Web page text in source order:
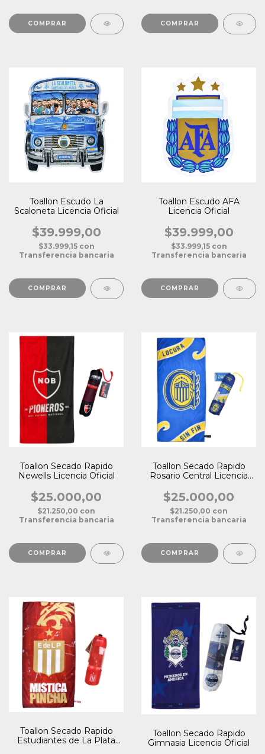
Toallon Escudo La
Scaloneta Licencia Oficial
$39.999,00
$33.999,15 con
Transferencia bancaria
Toallon Escudo AFA
Licencia Oficial
$39.999,00
$33.999,15 con
Transferencia bancaria
Toallon Secado Rapido
Newells Licencia Oficial
$25.000,00
$21.250,00 con
Transferencia bancaria
Toallon Secado Rapido
Rosario Central Licencia
$25.000,00
$21.250,00 con
Transferencia bancaria
Toallon Secado Rapido
Estudiantes de La Plata
Toallon Secado Rapido
Gimnasia Licencia Oficial